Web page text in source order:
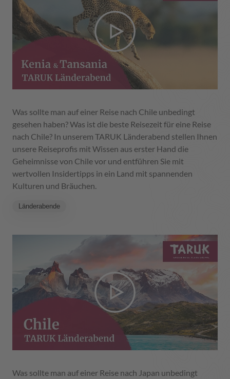
Was sollte man auf einer Reise nach Chile unbedingt
gesehen haben? Was ist die beste Reisezeit für eine Reise
nach Chile? In unserem TARUK Länderabend stellen Ihnen
unsere Reiseprofis mit Wissen aus erster Hand die
Geheimnisse von Chile vor und entführen Sie mit
wertvollen Insidertipps in ein Land mit spannenden
Kulturen und Bräuchen.
Länderabende
Was sollte man auf einer Reise nach Japan unbedingt